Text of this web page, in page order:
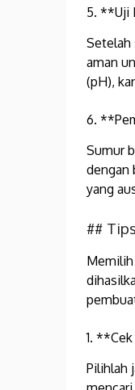
5. **Uji
Setelah
aman
(pH),
6.
Sumur
dengan
yang
##
1.
Pilihlah